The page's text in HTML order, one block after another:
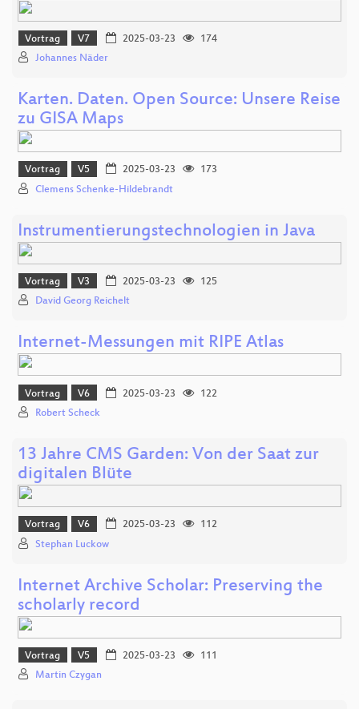
Vortrag V7 2025-03-23
174
Johannes Näder
Karten. Daten. Open Source: Unsere Reise
zu GISA Maps
Vortrag V5 2025-03-23
173
Clemens Schenke-Hildebrandt
Instrumentierungstechnologien in Java
Vortrag V3 2025-03-23
125
David Georg Reichelt
Internet-Messungen mit RIPE Atlas
Vortrag V6 2025-03-23
122
Robert Scheck
13 Jahre CMS Garden: Von der Saat zur
digitalen Blüte
Vortrag V6 2025-03-23
112
Stephan Luckow
Internet Archive Scholar: Preserving the
scholarly record
Vortrag V5 2025-03-23
111
Martin Czygan